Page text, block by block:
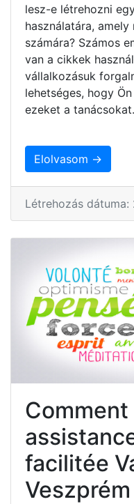
lesz-e létrehozni
használatára,
számára? Számos
van a cikkek
vállalkozásuk
lehetséges, hogy
ezeket a tanácsokat.
Elolvasom →
Létrehozás dátuma:
facilitée